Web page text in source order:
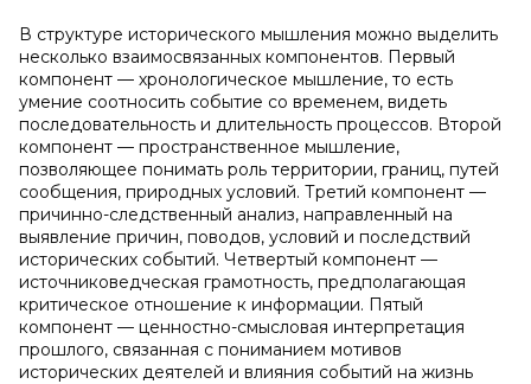
В структуре исторического мышления можно выделить
несколько взаимосвязанных компонентов. Первый
компонент — хронологическое мышление, то есть
умение соотносить событие со временем, видеть
последовательность и длительность процессов. Второй
компонент — пространственное мышление,
позволяющее понимать роль территории, границ, путей
сообщения, природных условий. Третий компонент —
причинно-следственный анализ, направленный на
выявление причин, поводов, условий и последствий
исторических событий. Четвертый компонент —
источниковедческая грамотность, предполагающая
критическое отношение к информации. Пятый
компонент — ценностно-смысловая интерпретация
прошлого, связанная с пониманием мотивов
исторических деятелей и влияния событий на жизнь